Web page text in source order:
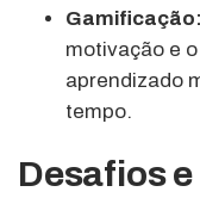
Gamificação:
motivação e
aprendizado
tempo.
Desafios